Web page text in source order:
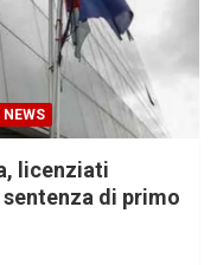
NEWS
licenziati
di primo